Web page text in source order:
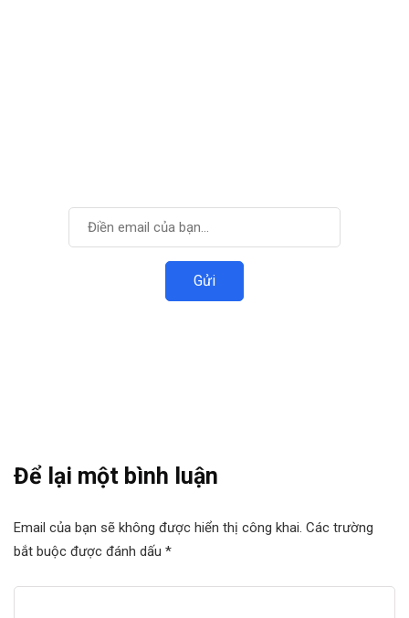
Để lại một bình luận
Email của bạn sẽ không được hiển thị công khai. Các trường
bắt buộc được đánh dấu *